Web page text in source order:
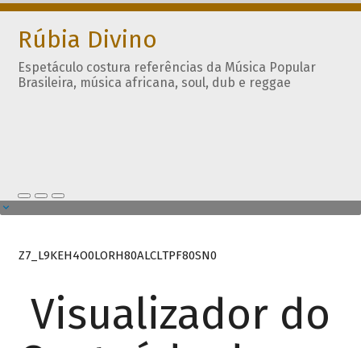
Rúbia Divino
Espetáculo costura referências da Música Popular
Brasileira, música africana, soul, dub e reggae
Z7_L9KEH4O0LORH80ALCLTPF80SN0
Visualizador do